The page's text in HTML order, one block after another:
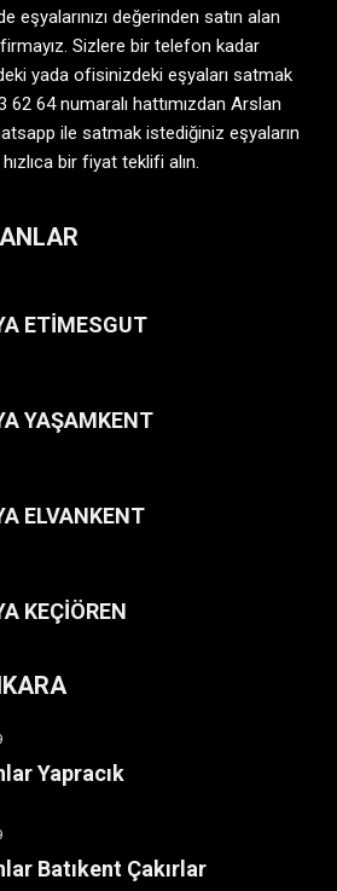
eşyalarınızı değerinden satın alan
Sizlere bir telefon kadar
yada ofisinizdeki eşyaları satmak
64 numaralı hattımızdan Arslan
ile satmak istediğiniz eşyaların
bir fiyat teklifi alın.
ETİMESGUT
YAŞAMKENT
ELVANKENT
KEÇİÖREN
Yapracık
Batıkent Çakırlar